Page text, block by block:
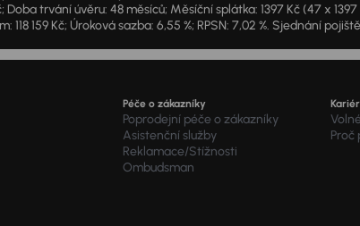
Doba trvání úvěru: 48 měsíců; Měsíční splátka: 1397 Kč (47 x
159 Kč; Úroková sazba: 6,55 %; RPSN: 7,02 %. Sjednání
Péče o zákazníky
Poprodejní péče o zákazníky
Asistenční služby
Reklamace/Stížnosti
Ombudsman
Proč